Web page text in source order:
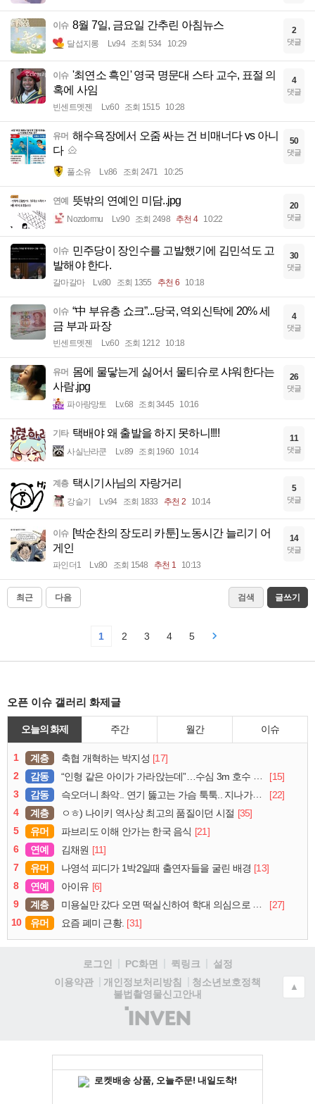
이슈 8월 7일, 금요일 간추린 아침뉴스
달섭지롱 Lv.94 조회 534 10:29
2
댓글
이슈 '최연소 흑인' 영국 명문대 스타 교수, 표절 의
혹에 사임
빈센트멧젠 Lv.60 조회 1515 10:28
4
댓글
유머 해수욕장에서 오줌 싸는 건 비매너다 vs 아니
다
풀소유 Lv.86 조회 2471 10:25
50
댓글
연예 뜻밖의 연예인 미담..jpg
Nozdormu Lv.90 조회 2498 추천 4 10:22
20
댓글
이슈 민주당이 장인수를 고발했기에 김민석도 고
발해야 한다.
갈마갈마 Lv.80 조회 1355 추천 6 10:18
30
댓글
이슈 “中 부유층 쇼크”...당국, 역외신탁에 20% 세
금 부과 파장
빈센트멧젠 Lv.60 조회 1212 10:18
4
댓글
유머 몸에 물닿는게 싫어서 물티슈로 샤워한다는
사람.jpg
파아랑망토 Lv.68 조회 3445 10:16
26
댓글
기타 택배야 왜 출발을 하지 못하니!!!!
사실난라쿤 Lv.89 조회 1960 10:14
11
댓글
계층 택시기사님의 자랑거리
강슬기 Lv.94 조회 1833 추천 2 10:14
5
댓글
이슈 [박순찬의 장도리 카툰] 노동시간 늘리기 어
게인
파인더1 Lv.80 조회 1548 추천 1 10:13
14
댓글
최근 다음 검색 글쓰기
1 2 3 4 5
오픈 이슈 갤러리 화제글
오늘의 화제 주간 월간 이슈
1 계층 축협 개혁하는 박지성 [17]
2
감동 “인형 같은 아이가 가라앉는데”…수심 3m 호수 뛰어든 60대 의인
[15]
3
감동 슥오더니 촤악.. 연기 뚫고는 가슴 툭툭.. 지나가던 아재의 정체
[22]
4
계층 ㅇㅎ) 나이키 역사상 최고의 품질이던 시절 [35]
5
유머 파브리도 이해 안가는 한국 음식 [21]
6
연예 김채원 [11]
7
유머 나영석 피디가 1박2일때 출연자들을 굴린 배경 [13]
8
연예 아이유 [6]
9
계층 미용실만 갔다 오면 떡실신하여 학대 의심으로 cctv 돌려보니
[27]
10
유머 요즘 폐미 근황. [31]
로그인 PC화면 퀵링크
설정
이용약관
개인정보처리방침
청소년보호정책
불법촬영물신고안내
(주)
인
▲